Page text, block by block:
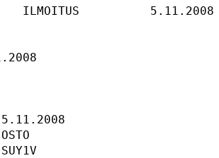
ILMOITUS          5.11.2008